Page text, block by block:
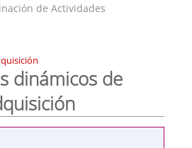
de Actividades
dinámicos de